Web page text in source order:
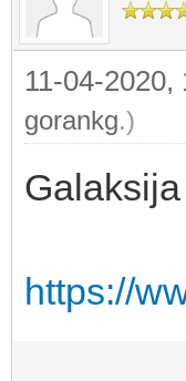
11-04-2020,
gorankg.)
https://